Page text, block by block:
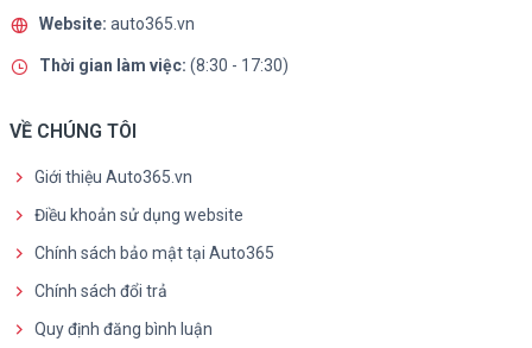
Website: auto365.vn
Thời gian làm việc: (8:30 - 17:30)
VỀ CHÚNG TÔI
Giới thiệu Auto365.vn
Điều khoản sử dụng website
Chính sách bảo mật tại Auto365
Chính sách đổi trả
Quy định đăng bình luận